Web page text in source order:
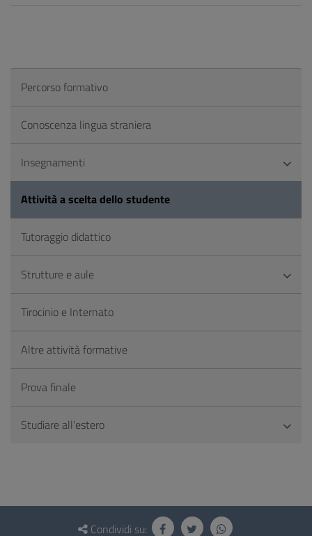
Percorso formativo
Conoscenza lingua straniera
Insegnamenti
Attività a scelta dello studente
Tutoraggio didattico
Strutture e aule
Tirocinio e Internato
Altre attività formative
Prova finale
Studiare all'estero
Questionario
Condividi su: